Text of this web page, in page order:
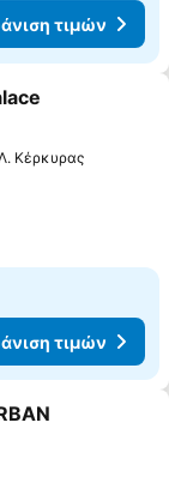
τιμών
αγαπημένα
Κέρκυρας
τιμών
αγαπημένα